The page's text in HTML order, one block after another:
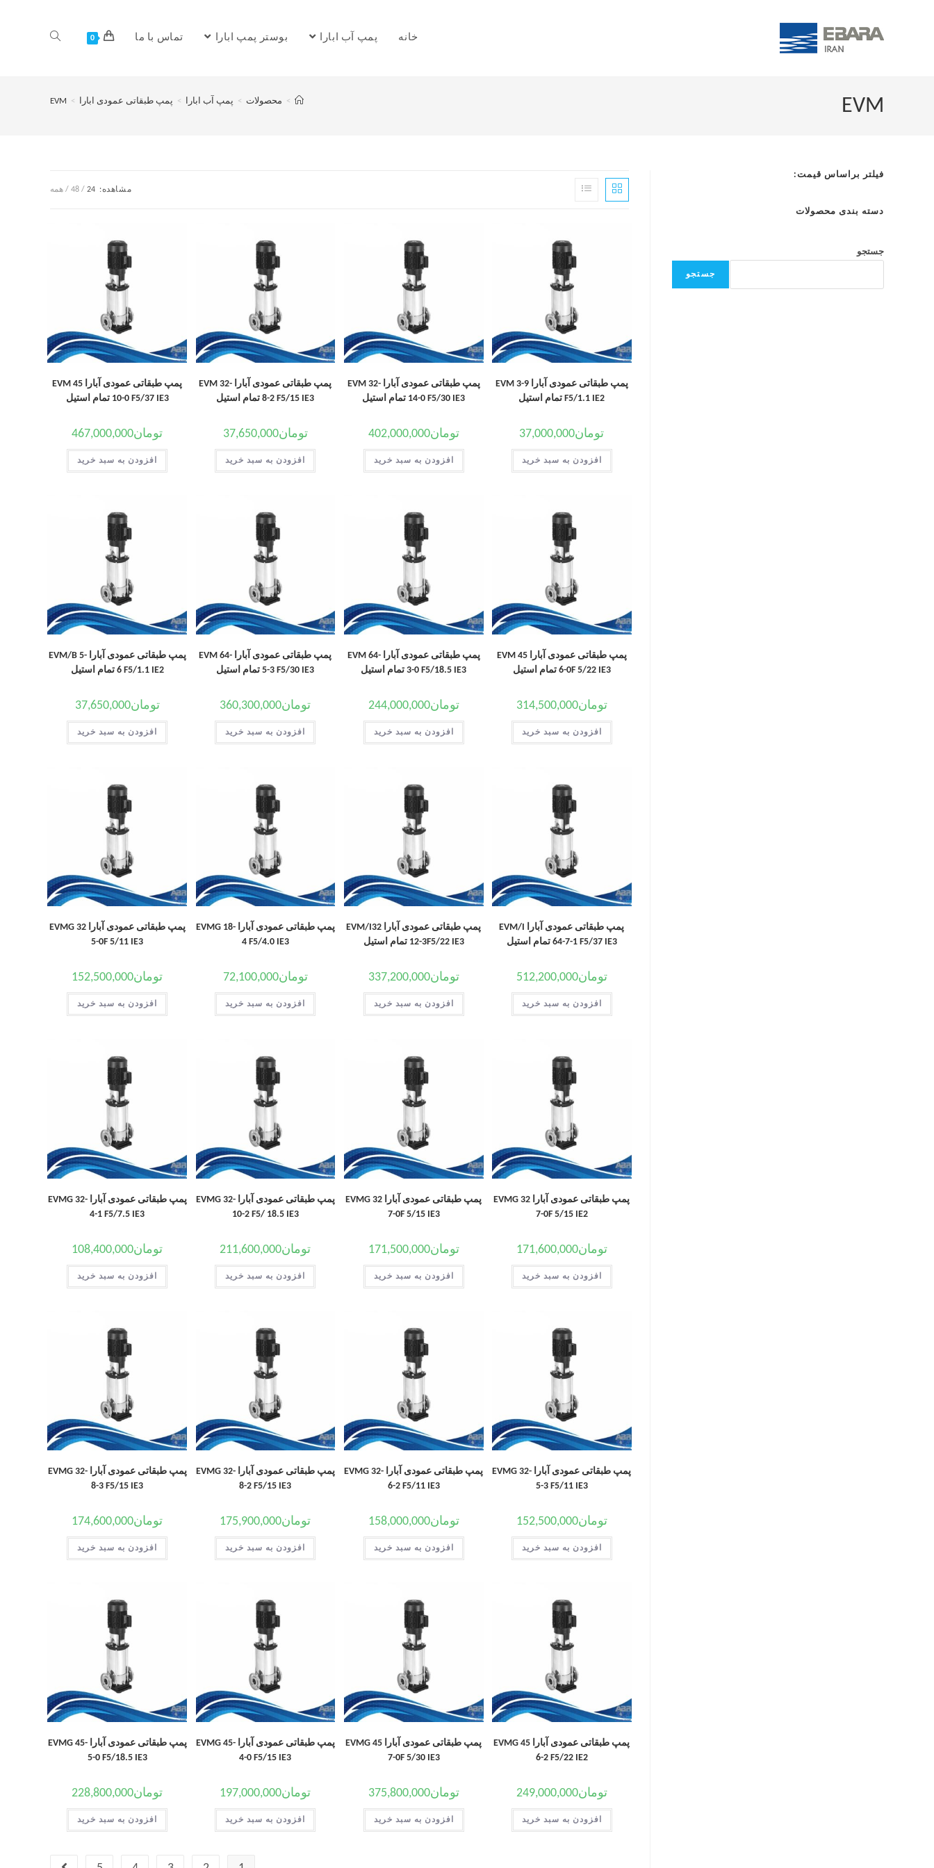
خانه پمپ آب ابارا بوستر پمپ ابارا تماس با ما 0
EVM
> محصولات > پمپ آب ابارا > پمپ طبقاتی عمودی ابارا >
EVM
مشاهده: 24
48 همه
پمپ طبقاتی عمودی آبارا EVM 3-9
F5/1.1 IE2 تمام استیل
تومان37,000,000
افزودن به سبد خرید
پمپ طبقاتی عمودی آبارا EVM 32-
14-0 F5/30 IE3 تمام استیل
تومان402,000,000
افزودن به سبد خرید
پمپ طبقاتی عمودی آبارا EVM 32-
8-2 F5/15 IE3 تمام استیل
تومان37,650,000
افزودن به سبد خرید
پمپ طبقاتی عمودی آبارا EVM 45
10-0 F5/37 IE3 تمام استیل
تومان467,000,000
افزودن به سبد خرید
پمپ طبقاتی عمودی آبارا EVM 45
6-0F 5/22 IE3 تمام استیل
تومان314,500,000
افزودن به سبد خرید
پمپ طبقاتی عمودی آبارا EVM 64-
3-0 F5/18.5 IE3 تمام استیل
تومان244,000,000
افزودن به سبد خرید
پمپ طبقاتی عمودی آبارا EVM 64-
5-3 F5/30 IE3 تمام استیل
تومان360,300,000
افزودن به سبد خرید
پمپ طبقاتی عمودی آبارا EVM/B 5-
6 F5/1.1 IE2 تمام استیل
تومان37,650,000
افزودن به سبد خرید
پمپ طبقاتی عمودی آبارا EVM/I
64-7-1 F5/37 IE3 تمام استیل
تومان512,200,000
افزودن به سبد خرید
پمپ طبقاتی عمودی آبارا EVM/I32
12-3F5/22 IE3 تمام استیل
تومان337,200,000
افزودن به سبد خرید
پمپ طبقاتی عمودی آبارا EVMG 18-
4 F5/4.0 IE3
تومان72,100,000
افزودن به سبد خرید
پمپ طبقاتی عمودی آبارا EVMG 32
5-0F 5/11 IE3
تومان152,500,000
افزودن به سبد خرید
پمپ طبقاتی عمودی آبارا EVMG 32
7-0F 5/15 IE2
تومان171,600,000
افزودن به سبد خرید
پمپ طبقاتی عمودی آبارا EVMG 32
7-0F 5/15 IE3
تومان171,500,000
افزودن به سبد خرید
پمپ طبقاتی عمودی آبارا EVMG 32-
10-2 F5/ 18.5 IE3
تومان211,600,000
افزودن به سبد خرید
پمپ طبقاتی عمودی آبارا EVMG 32-
4-1 F5/7.5 IE3
تومان108,400,000
افزودن به سبد خرید
پمپ طبقاتی عمودی آبارا EVMG 32-
5-3 F5/11 IE3
تومان152,500,000
افزودن به سبد خرید
پمپ طبقاتی عمودی آبارا EVMG 32-
6-2 F5/11 IE3
تومان158,000,000
افزودن به سبد خرید
پمپ طبقاتی عمودی آبارا EVMG 32-
8-2 F5/15 IE3
تومان175,900,000
افزودن به سبد خرید
پمپ طبقاتی عمودی آبارا EVMG 32-
8-3 F5/15 IE3
تومان174,600,000
افزودن به سبد خرید
پمپ طبقاتی عمودی آبارا EVMG 45
6-2 F5/22 IE2
تومان249,000,000
افزودن به سبد خرید
پمپ طبقاتی عمودی آبارا EVMG 45
7-0F 5/30 IE3
تومان375,800,000
افزودن به سبد خرید
پمپ طبقاتی عمودی آبارا EVMG 45-
4-0 F5/15 IE3
تومان197,000,000
افزودن به سبد خرید
پمپ طبقاتی عمودی آبارا EVMG 45-
5-0 F5/18.5 IE3
تومان228,800,000
افزودن به سبد خرید
فیلتر براساس قیمت:
دسته بندی محصولات
جستجو
جستجو